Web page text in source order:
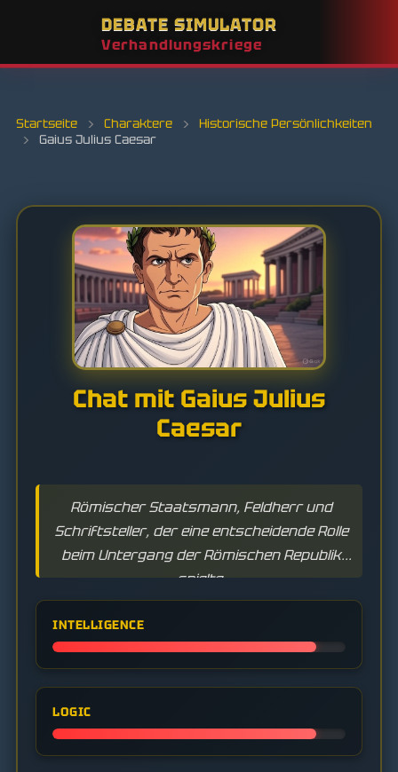
DEBATE SIMULATOR
Verhandlungskriege
Startseite › Charaktere ›
Historische Persönlichkeiten
›
Gaius Julius Caesar
Chat mit Gaius Julius
Caesar
Römischer Staatsmann, Feldherr und
Schriftsteller, der eine entscheidende Rolle
beim Untergang der Römischen Republik
spielte.
INTELLIGENCE
LOGIC